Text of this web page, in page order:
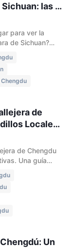
las 5
de un local
para ver la
de Sichuan?
Yun, Furong
ubicaciones
de
Locales
de Chengdu
Una guía
los
los
Un